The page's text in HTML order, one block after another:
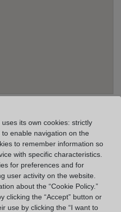
1º B, 36600
a 17:00 horas
de 09:00 a 14:00 horas
de 09:00 a 14:00
its own cookies: strictly
enable navigation on the
to remember information so
with specific characteristics.
for preferences and for
user activity on the website.
about the “Cookie Policy.”
clicking the “Accept” button or
use by clicking the “I want to